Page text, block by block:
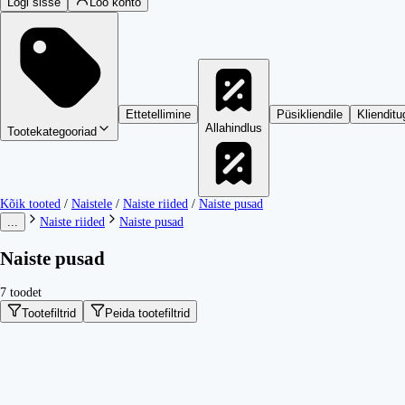
Tootekategooriad
Ettetellimine
Allahindlus
Püsikliendile
Kõik tooted / Naistele / Naiste riided / Naiste pusad
...
Naiste riided Naiste pusad
Naiste pusad
7 toodet
Tootefiltrid
Peida tootefiltrid